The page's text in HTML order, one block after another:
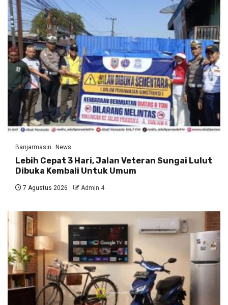
Banjarmasin News
Lebih Cepat 3 Hari, Jalan Veteran Sungai Lulut
Dibuka Kembali Untuk Umum
7 Agustus 2026 Admin 4